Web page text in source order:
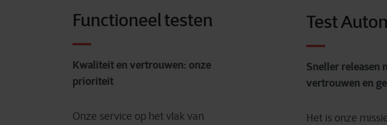
Functioneel testen
Kwaliteit en vertrouwen: onze
prioriteit
Onze service op het vlak van
Test
Sneller releasen
vertrouwen en
Het is onze